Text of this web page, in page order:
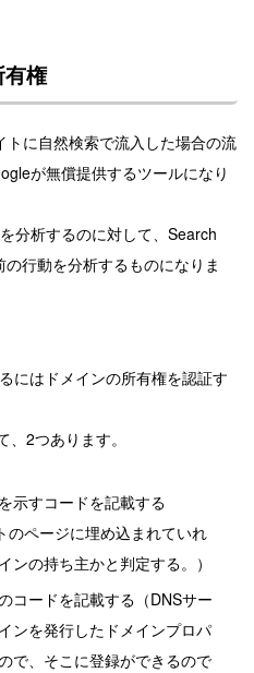
権
に自然検索で流入した場合の流
が無償提供するツールになり
分析するのに対して、Search
行動を分析するものになりま
にはドメインの所有権を認証す
2つあります。
示すコードを記載する
のページに埋め込まれていれ
ンの持ち主かと判定する。）
コードを記載する（DNSサー
ンを発行したドメインプロパ
で、そこに登録ができるので